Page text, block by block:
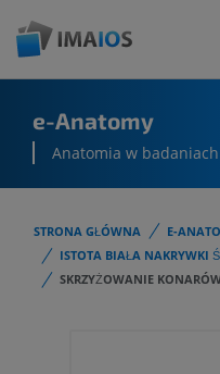
e-Anatomy
Anatomia w badaniach
STRONA GŁÓWNA E-
ISTOTA BIAŁA NAKRYWKI
SKRZYŻOWANIE